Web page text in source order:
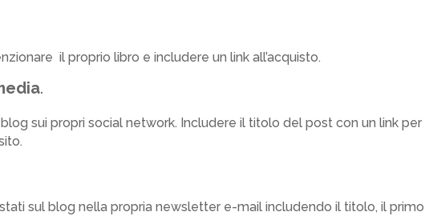
il proprio libro e includere un link all’acquisto.
.
sui propri social network. Includere il titolo del post con un link per
sul blog nella propria newsletter e-mail includendo il titolo, il primo